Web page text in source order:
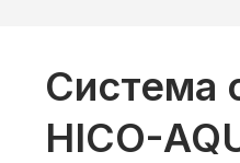
Система
HICO-